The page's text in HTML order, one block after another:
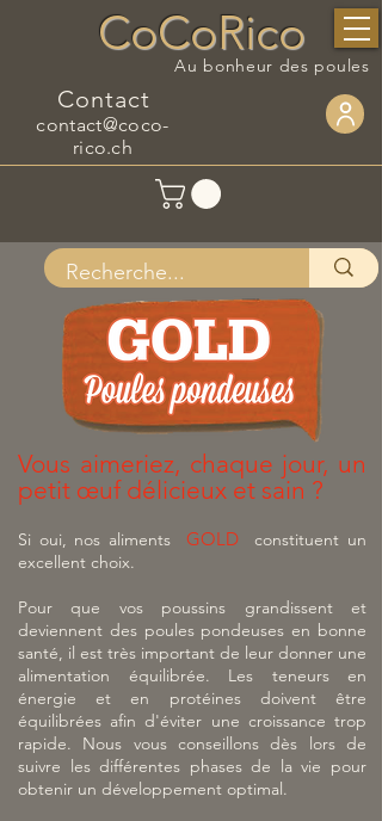
CoCoRico
Au bonheur des poules
Contact
contact@coco-
rico.ch
Vous aimeriez, chaque jour, un
petit œuf délicieux et sain ?
Si oui, nos aliments GOLD
constituent un
excellent choix.
Pour que vos poussins grandissent et
deviennent des poules pondeuses en bonne
santé, il est très important de leur donner une
alimentation équilibrée. Les teneurs en
énergie et en protéines doivent être
équilibrées afin d'éviter une croissance trop
rapide. Nous vous conseillons dès lors de
suivre les différentes phases de la vie pour
obtenir un développement optimal.